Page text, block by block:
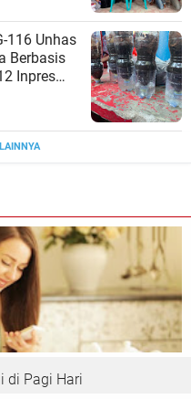
116 Unhas
Berbasis
Inpres
di Pagi Hari